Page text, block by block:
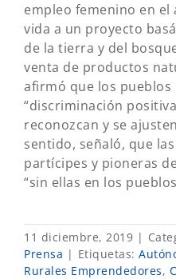
empleo femenino en
vida a un proyecto
de la tierra y del
venta de productos
afirmó que los pueblos
“discriminación
reconozcan y se
sentido, señaló, que
partícipes y pioneras
“sin ellas en los
11 diciembre, 2019 |
Prensa | Etiquetas:
Rurales Emprendedores,